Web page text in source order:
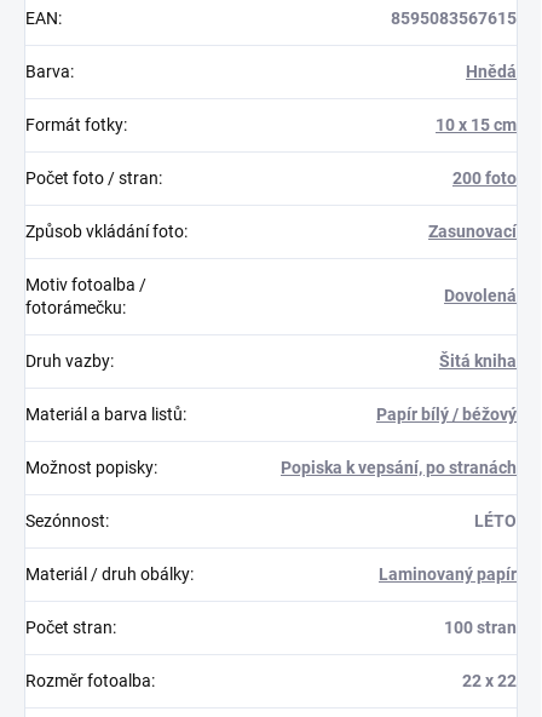
EAN: 8595083567615
Barva: Hnědá
Formát fotky: 10 x 15 cm
Počet foto / stran: 200 foto
Způsob vkládání foto: Zasunovací
Motiv fotoalba /
fotorámečku:
Dovolená
Druh vazby: Šitá kniha
Materiál a barva listů: Papír bílý / béžový
Možnost popisky: Popiska k vepsání, po stranách
Sezónnost: LÉTO
Materiál / druh obálky: Laminovaný papír
Počet stran: 100 stran
Rozměr fotoalba: 22 x 22